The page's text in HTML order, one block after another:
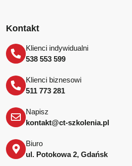
Kontakt
Klienci indywidualni
538 553 599
Klienci biznesowi
511 773 281
Napisz
kontakt@ct-szkolenia.pl
Biuro
ul. Potokowa 2, Gdańsk